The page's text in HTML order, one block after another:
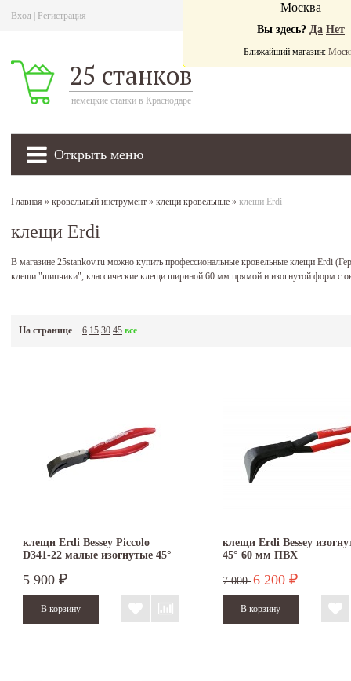
Вход Регистрация
25 станков
немецкие станки в Краснодаре
Открыть меню
Москва
Вы здесь? Да Нет
Ближайший магазин:
Главная » кровельный инструмент » клещи кровельные » клещи Erdi
клещи Erdi
В магазине 25stankov.ru можно купить профессиональные кровельные клещи Erdi
клещи "щипчики", классические клещи шириной 60 мм прямой и изогнутой форм
На странице 6 15 30 45 все
клещи Erdi Bessey Piccolo
D341-22 малые изогнутые 45°
5 900 ₽
клещи Erdi Bessey
45° 60 мм ПВХ
7 000 6 200 ₽